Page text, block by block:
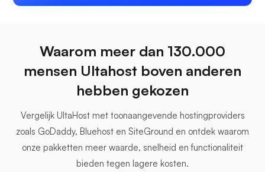
Waarom meer dan 130.000
mensen Ultahost boven anderen
hebben gekozen
Vergelijk UltaHost met toonaangevende hostingproviders
zoals GoDaddy, Bluehost en SiteGround en ontdek waarom
onze pakketten meer waarde, snelheid en functionaliteit
bieden tegen lagere kosten.